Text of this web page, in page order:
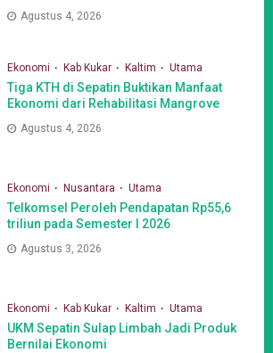
Agustus 4, 2026
Ekonomi Kab Kukar Kaltim Utama
Tiga KTH di Sepatin Buktikan Manfaat
Ekonomi dari Rehabilitasi Mangrove
Agustus 4, 2026
Ekonomi Nusantara Utama
Telkomsel Peroleh Pendapatan Rp55,6
triliun pada Semester I 2026
Agustus 3, 2026
Ekonomi Kab Kukar Kaltim Utama
UKM Sepatin Sulap Limbah Jadi Produk
Bernilai Ekonomi